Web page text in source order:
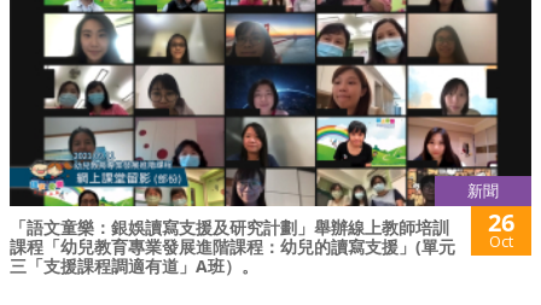
新聞
「語文童樂：銀娛讀寫支援及研究計劃」舉辦線上教師培訓
課程「幼兒教育專業發展進階課程：幼兒的讀寫支援」(單元
三「支援課程調適有道」A班）。
26
Oct